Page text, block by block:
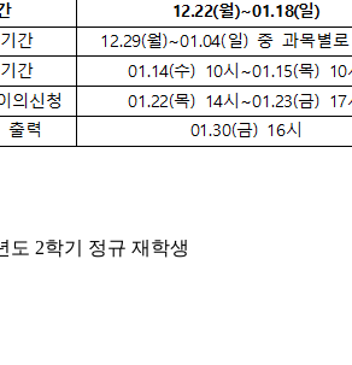
도 2학기 정규 재학생